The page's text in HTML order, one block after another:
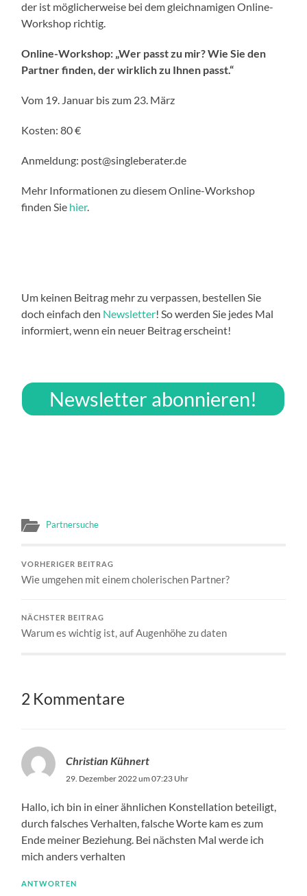
der ist möglicherweise bei dem gleichnamigen Online-
Workshop richtig.
Online-Workshop: „Wer passt zu mir? Wie Sie den
Partner finden, der wirklich zu Ihnen passt.“
Vom 19. Januar bis zum 23. März
Kosten: 80 €
Anmeldung: post@singleberater.de
Mehr Informationen zu diesem Online-Workshop
finden Sie hier.
Um keinen Beitrag mehr zu verpassen, bestellen Sie
doch einfach den Newsletter! So werden Sie jedes Mal
informiert, wenn ein neuer Beitrag erscheint!
Newsletter abonnieren!
Partnersuche
VORHERIGER BEITRAG
Wie umgehen mit einem cholerischen Partner?
NÄCHSTER BEITRAG
Warum es wichtig ist, auf Augenhöhe zu daten
2 Kommentare
Christian Kühnert
29. Dezember 2022 um 07:23 Uhr
Hallo, ich bin in einer ähnlichen Konstellation beteiligt,
durch falsches Verhalten, falsche Worte kam es zum
Ende meiner Beziehung. Bei nächsten Mal werde ich
mich anders verhalten
ANTWORTEN